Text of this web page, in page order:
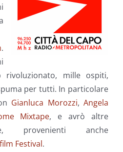
.
rivoluzionato, mille ospiti,
per tutti. In particolare
Gianluca Morozzi, Angela
Mixtape, e avrò altre
provenienti anche
Festival.